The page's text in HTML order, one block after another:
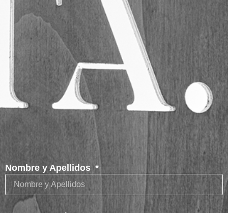
Nombre y Apellidos